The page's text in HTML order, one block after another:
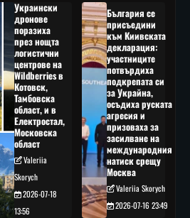
Украински
дронове
поразиха
през нощта
логистични
центрове на
Wildberries в
Котовск,
Тамбовска
област, и в
Електростал,
Московска
област
Valeriia
Skorych
2026-07-18
13:56
България се
присъедини
към Киивската
декларация:
участниците
потвърдиха
подкрепата си
за Украйна,
осъдиха руската
агресия и
призоваха за
засилване на
международния
натиск срещу
Москва
Valeriia Skorych
2026-07-16 23:49